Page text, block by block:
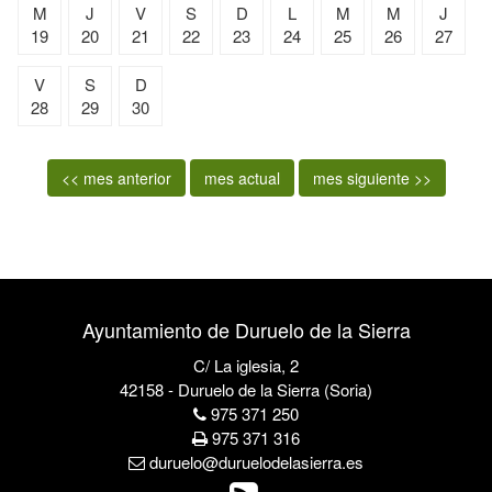
M
19
J
20
V
21
S
22
D
23
L
24
M
25
M
26
J
27
V
28
S
29
D
30
<< mes anterior mes actual mes siguiente >>
Ayuntamiento de Duruelo de la Sierra
C/ La iglesia, 2
42158 - Duruelo de la Sierra (Soria)
975 371 250
975 371 316
duruelo@duruelodelasierra.es